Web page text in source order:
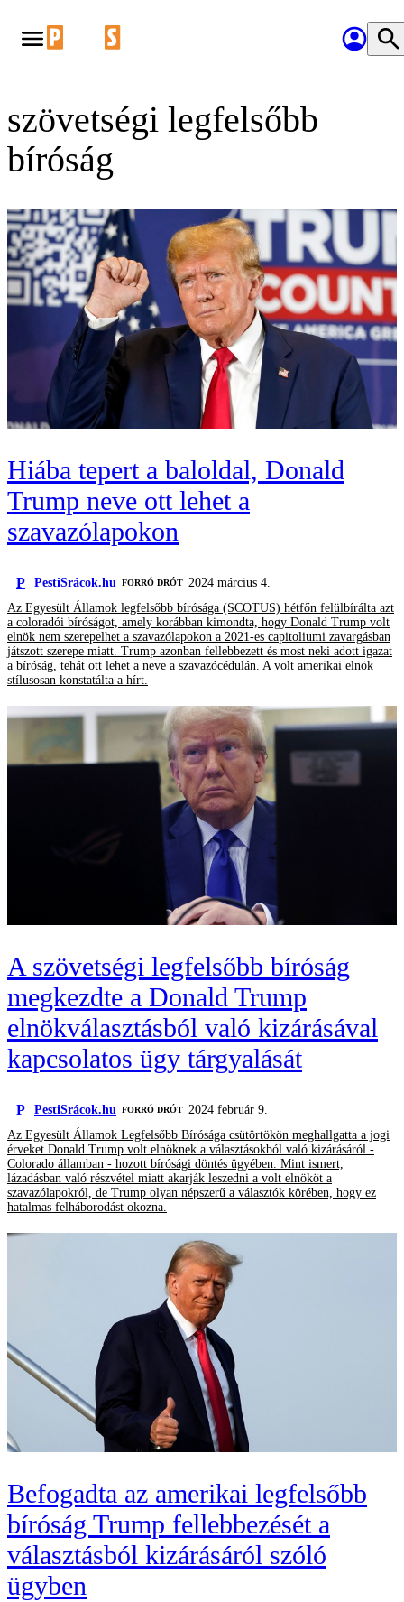
szövetségi legfelsőbb
bíróság
Hiába tepert a baloldal, Donald
Trump neve ott lehet a
szavazólapokon
P PestiSrácok.hu FORRÓ DRÓT 2024 március 4.
Az Egyesült Államok legfelsőbb bírósága (SCOTUS) hétfőn felülbírálta azt
a coloradói bíróságot, amely korábban kimondta, hogy Donald Trump volt
elnök nem szerepelhet a szavazólapokon a 2021-es capitoliumi zavargásban
játszott szerepe miatt. Trump azonban fellebbezett és most neki adott igazat
a bíróság, tehát ott lehet a neve a szavazócédulán. A volt amerikai elnök
stílusosan konstatálta a hírt.
A szövetségi legfelsőbb bíróság
megkezdte a Donald Trump
elnökválasztásból való kizárásával
kapcsolatos ügy tárgyalását
P PestiSrácok.hu FORRÓ DRÓT 2024 február 9.
Az Egyesült Államok Legfelsőbb Bírósága csütörtökön meghallgatta a jogi
érveket Donald Trump volt elnöknek a választásokból való kizárásáról -
Colorado államban - hozott bírósági döntés ügyében. Mint ismert,
lázadásban való részvétel miatt akarják leszedni a volt elnököt a
szavazólapokról, de Trump olyan népszerű a választók körében, hogy ez
hatalmas felháborodást okozna.
Befogadta az amerikai legfelsőbb
bíróság Trump fellebbezését a
választásból kizárásáról szóló
ügyben